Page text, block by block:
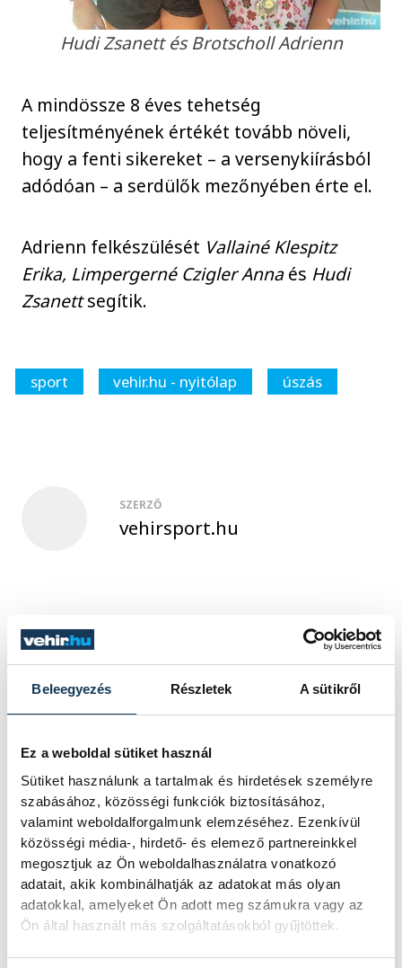
Beleegyezés Részletek A sütikről
Ez a weboldal sütiket használ
Sütiket használunk a tartalmak és hirdetések személyre
szabásához, közösségi funkciók biztosításához,
valamint weboldalforgalmunk elemzéséhez. Ezenkívül
közösségi média-, hirdető- és elemező partnereinkkel
megosztjuk az Ön weboldalhasználatra vonatkozó
adatait, akik kombinálhatják az adatokat más olyan
adatokkal, amelyeket Ön adott meg számukra vagy az
Ön által használt más szolgáltatásokból gyűjtöttek.
Hudi Zsanett és Brotscholl Adrienn
A mindössze 8 éves tehetség
teljesítményének értékét tovább növeli,
hogy a fenti sikereket – a versenykiírásból
adódóan – a serdülők mezőnyében érte el.
Adrienn felkészülését Vallainé Klespitz
Erika, Limpergerné Czigler Annaés Hudi
Zsanettsegítik.
sport vehir.hu - nyitólap úszás
SZERZŐ
vehirsport.hu